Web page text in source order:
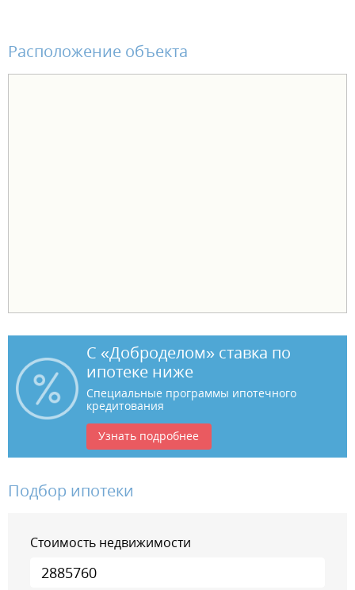
Расположение объекта
С «Доброделом» ставка по
ипотеке ниже
Специальные программы ипотечного
кредитования
Узнать подробнее
Подбор ипотеки
Стоимость недвижимости